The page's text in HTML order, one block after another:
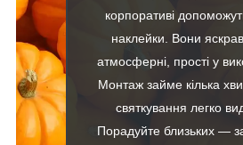
корпоративі
наклейки. Вони
атмосферні, прості у
Монтаж займе кілька
святкування легко
Порадуйте близьких —